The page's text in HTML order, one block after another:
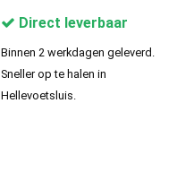
Direct leverbaar
Binnen 2 werkdagen geleverd.
Sneller op te halen in
Hellevoetsluis.